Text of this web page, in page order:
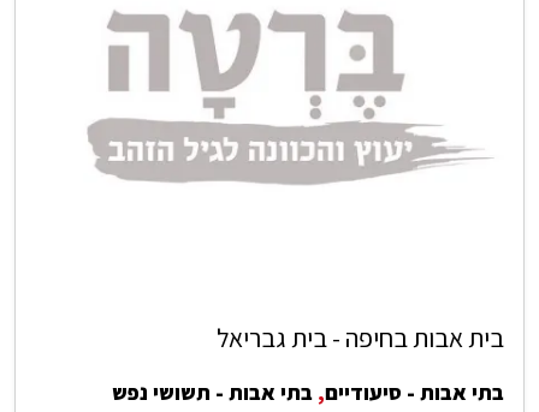
בית אבות בחיפה - בית גבריאל
בתי אבות - סיעודיים, בתי אבות - תשושי נפש